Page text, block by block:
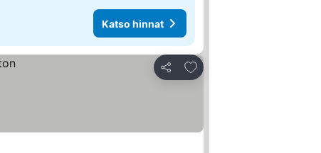
Katso hinnat
Jaa
Lisää suosikkeihin